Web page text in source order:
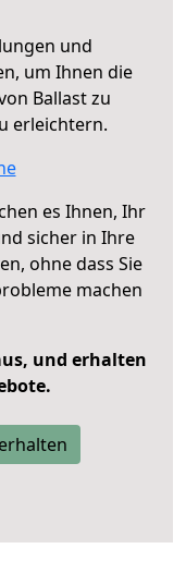
und
um Ihnen die
Ballast zu
erleichtern.
es Ihnen, Ihr
sicher in Ihre
ohne dass Sie
machen
und erhalten